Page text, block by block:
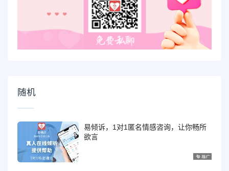
随机
易倾诉，1对1匿名情感咨询，让你畅所
欲言